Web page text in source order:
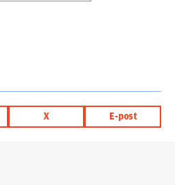
X E-post